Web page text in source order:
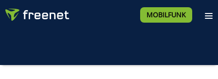
MOBILFUNK